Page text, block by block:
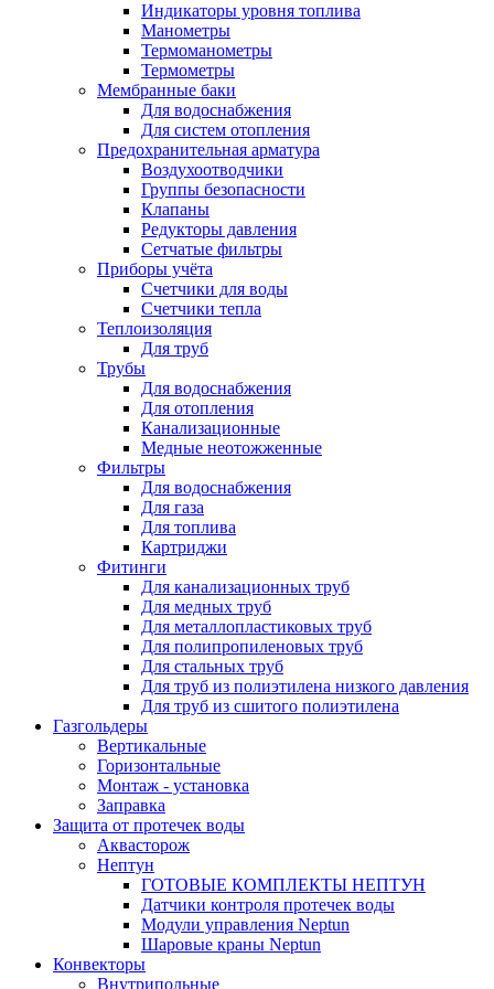
Индикаторы уровня топлива
Манометры
Термоманометры
Термометры
Мембранные баки
Для водоснабжения
Для систем отопления
Предохранительная арматура
Воздухоотводчики
Группы безопасности
Клапаны
Редукторы давления
Сетчатые фильтры
Приборы учёта
Счетчики для воды
Счетчики тепла
Теплоизоляция
Для труб
Трубы
Для водоснабжения
Для отопления
Канализационные
Медные неотожженные
Фильтры
Для водоснабжения
Для газа
Для топлива
Картриджи
Фитинги
Для канализационных труб
Для медных труб
Для металлопластиковых труб
Для полипропиленовых труб
Для стальных труб
Для труб из полиэтилена низкого давления
Для труб из сшитого полиэтилена
Газгольдеры
Вертикальные
Горизонтальные
Монтаж - установка
Заправка
Защита от протечек воды
Аквасторож
Нептун
ГОТОВЫЕ КОМПЛЕКТЫ НЕПТУН
Датчики контроля протечек воды
Модули управления Neptun
Шаровые краны Neptun
Конвекторы
Внутрипольные